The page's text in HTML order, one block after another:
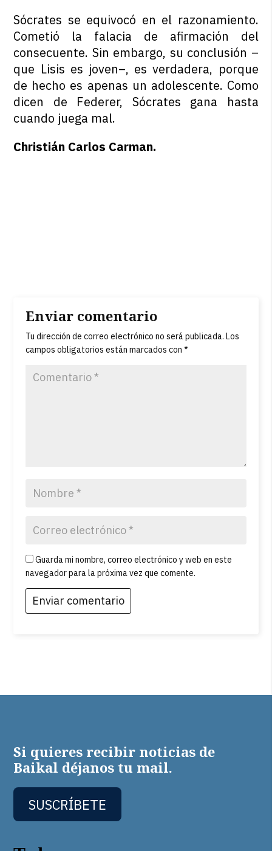
Sócrates se equivocó en el razonamiento.
Cometió la falacia de afirmación del
consecuente. Sin embargo, su conclusión –
que Lisis es joven–, es verdadera, porque
de hecho es apenas un adolescente. Como
dicen de Federer, Sócrates gana hasta
cuando juega mal.
Christián Carlos Carman.
Enviar comentario
Tu dirección de correo electrónico no será publicada. Los
campos obligatorios están marcados con*
Guarda mi nombre, correo electrónico y web en este
navegador para la próxima vez que comente.
Si quieres recibir noticias de
Baikal déjanos tu mail.
SUSCRÍBETE